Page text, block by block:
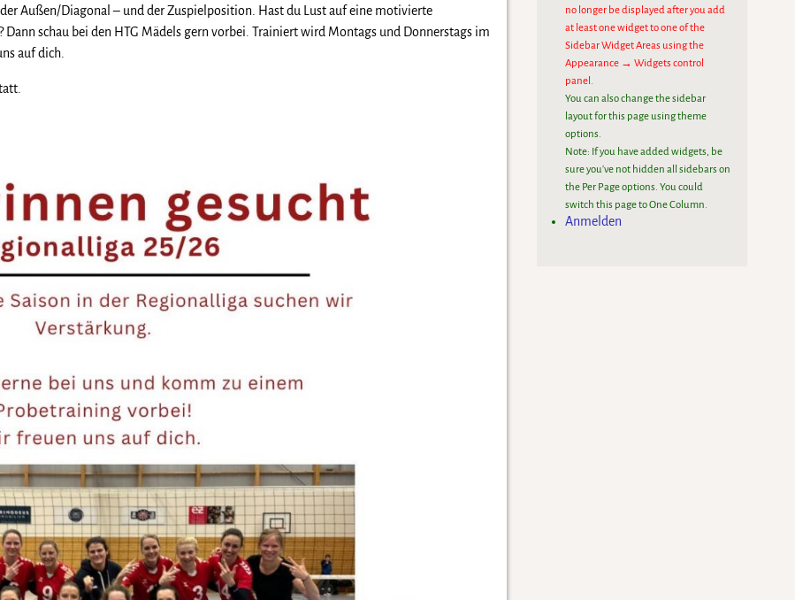
Außen/Diagonal – und der Zuspielposition. Hast du Lust auf eine motivierte
schau bei den HTG Mädels gern vorbei. Trainiert wird Montags und Donnerstags im
auf dich.
no longer be displayed after you add
at least one widget to one of the
Sidebar Widget Areas using the
Appearance → Widgets control
panel.
You can also change the sidebar
layout for this page using theme
options.
Note: If you have added widgets, be
sure you've not hidden all sidebars on
the Per Page options. You could
switch this page to One Column.
Anmelden